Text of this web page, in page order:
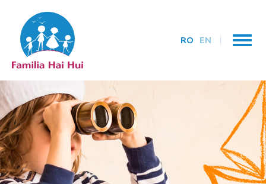
RO EN